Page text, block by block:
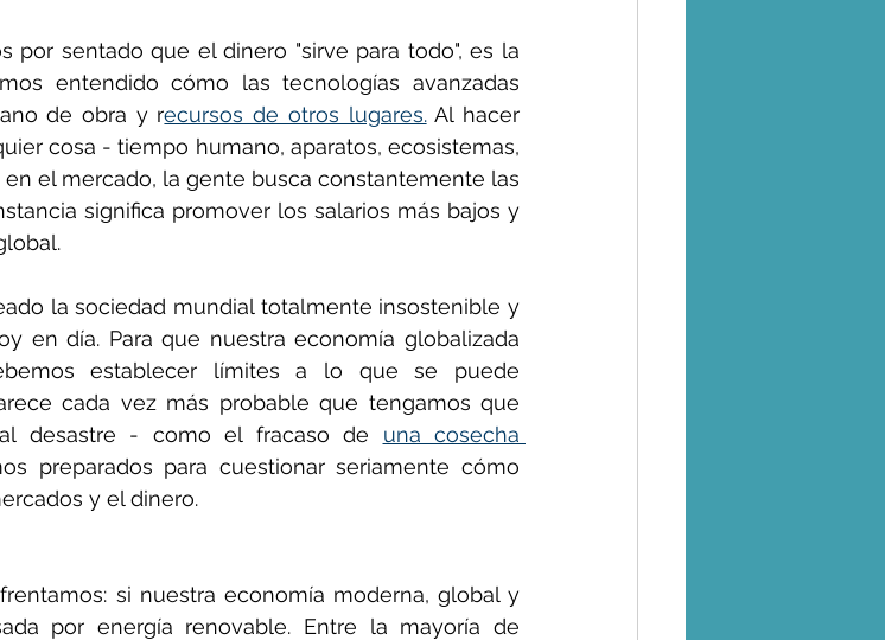
por sentado que el dinero "sirve para todo", es la
entendido cómo las tecnologías avanzadas
de obra y recursos de otros lugares. Al hacer
cosa - tiempo humano, aparatos, ecosistemas,
el mercado, la gente busca constantemente las
significa promover los salarios más bajos y
establecer límites a lo que se puede
cada vez más probable que tengamos que
desastre - como el fracaso de una cosecha
preparados para cuestionar seriamente cómo
y el dinero.
si nuestra economía moderna, global y
por energía renovable. Entre la mayoría de